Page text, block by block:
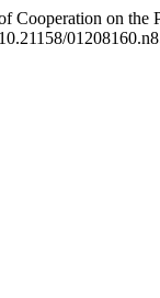
Cooperation on